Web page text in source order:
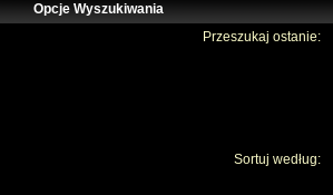
Opcje Wyszukiwania
Przeszukaj ostanie:
Sortuj według: